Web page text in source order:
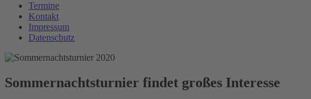
Termine
Kontakt
Impressum
Datenschutz
Sommernachtsturnier findet großes Interesse